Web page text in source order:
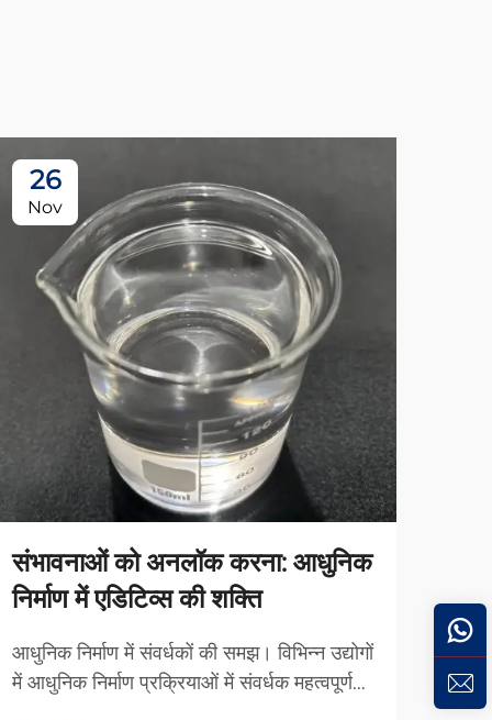
26
Nov
संभावनाओं को अनलॉक करना: आधुनिक
निर्माण में एडिटिव्स की शक्ति
आधुनिक निर्माण में संवर्धकों की समझ। विभिन्न उद्योगों
में आधुनिक निर्माण प्रक्रियाओं में संवर्धक महत्वपूर्ण
रूप से
बने